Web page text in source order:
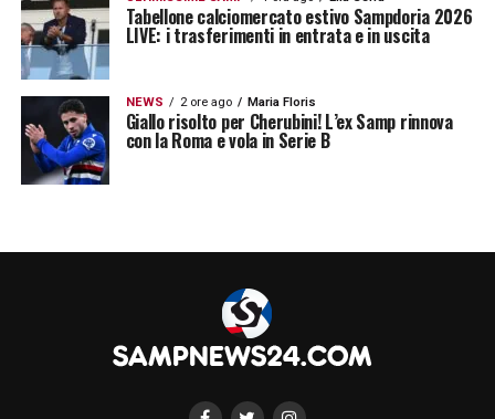
Tabellone calciomercato estivo Sampdoria 2026
LIVE: i trasferimenti in entrata e in uscita
NEWS 2 ore ago Maria Floris
Giallo risolto per Cherubini! L’ex Samp rinnova
con la Roma e vola in Serie B